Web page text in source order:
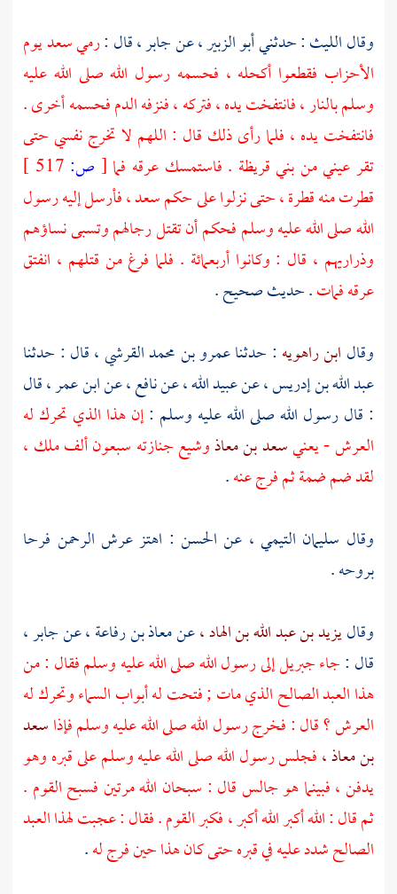
وقالالليث: حدثنيأبو الزبير ،عنجابر ،قال :رميسعديوم
الأحزاب فقطعوا أكحله ، فحسمه رسول الله صلى الله عليه
وسلم بالنار ، فانتفخت يده ، فتركه ، فنزفه الدم فحسمه أخرى .
فانتفخت يده ، فلما رأى ذلك قال : اللهم لا تخرج نفسي حتى
تقر عيني من بني قريظة . فاستمسك عرقه فما [ ص:
قطرت منه قطرة ، حتى نزلوا على حكم سعد ، فأرسل إليه رسول
الله صلى الله عليه وسلم فحكم أن تقتل رجالهم وتسبى نساؤهم
وذراريهم ، قال : وكانوا أربعمائة . فلما فرغ من قتلهم ، انفتق
عرقه فمات. حديث صحيح .
وقال ابن راهويه : حدثناعمرو بن محمد القرشي ،قال : حدثنا
عبد الله بن إدريس ،عنعبيد الله ،عننافع ،عنابن عمر ،قال
: قال رسول الله صلى الله عليه وسلم :إن هذا الذي تحرك له
العرش - يعنيسعد بن معاذوشيع جنازته سبعون ألف ملك ،
لقد ضم ضمة ثم فرج عنه.
وقال سليمان التيمي ، عن الحسن : اهتز عرش الرحمن فرحا
بروحه .
وقاليزيد بن عبد الله بن الهاد ،عنمعاذ بن رفاعة ،عنجابر ،
قال :جاءجبريلإلى رسول الله صلى الله عليه وسلم فقال : من
هذا العبد الصالح الذي مات ; فتحت له أبواب السماء وتحرك له
العرش ؟ قال : فخرج رسول الله صلى الله عليه وسلم فإذاسعد
بن معاذ ،فجلس رسول الله صلى الله عليه وسلم على قبره وهو
يدفن ، فبينما هو جالس قال : سبحان الله مرتين فسبح القوم .
ثم قال : الله أكبر الله أكبر ، فكبر القوم . فقال : عجبت لهذا العبد
الصالح شدد عليه في قبره حتى كان هذا حين فرج له.